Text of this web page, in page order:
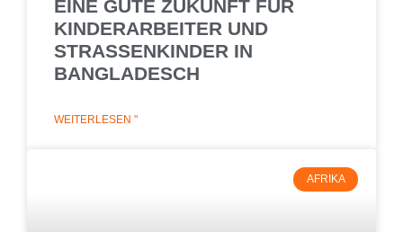
EINE GUTE ZUKUNFT FÜR
KINDERARBEITER UND
STRASSENKINDER IN
BANGLADESCH
WEITERLESEN "
AFRIKA